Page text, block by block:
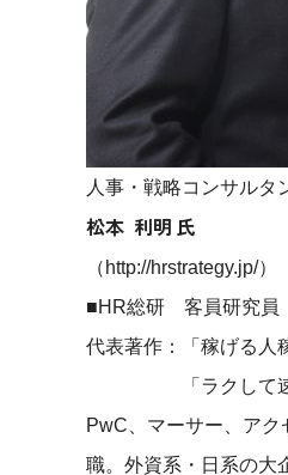
人事・戦略コンサル
松本 利明 氏
（ http://hrstrategy.jp/）
■HR総研 客員研究員
代表著作：「稼げる人
「ラクして速い」
PwC、マーサー、ア
職。外資系・日系の大